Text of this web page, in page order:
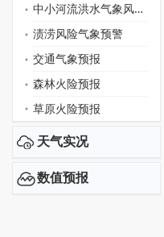
中小河流洪水气象风险预警
渍涝风险气象预警
交通气象预报
森林火险预报
草原火险预报
天气实况
数值预报